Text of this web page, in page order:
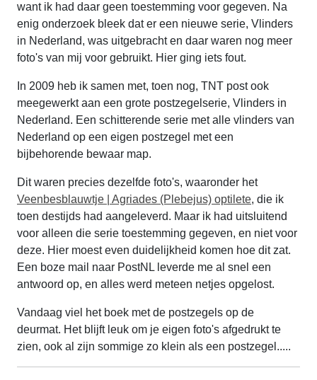
want ik had daar geen toestemming voor gegeven. Na
enig onderzoek bleek dat er een nieuwe serie, Vlinders
in Nederland, was uitgebracht en daar waren nog meer
foto's van mij voor gebruikt. Hier ging iets fout.
In 2009 heb ik samen met, toen nog, TNT post ook
meegewerkt aan een grote postzegelserie, Vlinders in
Nederland. Een schitterende serie met alle vlinders van
Nederland op een eigen postzegel met een
bijbehorende bewaar map.
Dit waren precies dezelfde foto's, waaronder het
Veenbesblauwtje | Agriades (Plebejus) optilete, die ik
toen destijds had aangeleverd. Maar ik had uitsluitend
voor alleen die serie toestemming gegeven, en niet voor
deze. Hier moest even duidelijkheid komen hoe dit zat.
Een boze mail naar PostNL leverde me al snel een
antwoord op, en alles werd meteen netjes opgelost.
Vandaag viel het boek met de postzegels op de
deurmat. Het blijft leuk om je eigen foto's afgedrukt te
zien, ook al zijn sommige zo klein als een postzegel.....